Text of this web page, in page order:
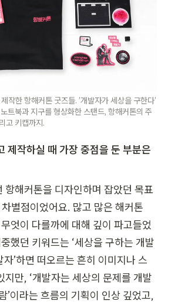
작한 항해커톤 굿즈들. ’개발자가 세상을 구한다’
트북과 지구를 형상화한 스탠드, 항해커톤의 주
고 키캡까지.
제작하실 때 가장 중점을 둔 부분은
항해커톤을 디자인하며 잡았던 목표
별점이었어요. 많고 많은 해커톤
엇이 다를까에 대해 깊이 파고들었
했던 키워드는 ‘세상을 구하는 개발
자’하면 떠오르는 흔히 이미지나 스
지만, ‘개발자는 세상의 문제를 개발
’이라는 흐름의 기획이 인상 깊었고,